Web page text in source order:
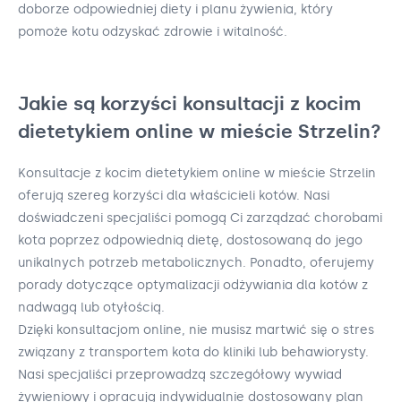
doborze odpowiedniej diety i planu żywienia, który
pomoże kotu odzyskać zdrowie i witalność.
Jakie są korzyści konsultacji z kocim
dietetykiem online w mieście Strzelin?
Konsultacje z kocim dietetykiem online w mieście Strzelin
oferują szereg korzyści dla właścicieli kotów. Nasi
doświadczeni specjaliści pomogą Ci zarządzać chorobami
kota poprzez odpowiednią dietę, dostosowaną do jego
unikalnych potrzeb metabolicznych. Ponadto, oferujemy
porady dotyczące optymalizacji odżywiania dla kotów z
nadwagą lub otyłością.
Dzięki konsultacjom online, nie musisz martwić się o stres
związany z transportem kota do kliniki lub behawiorysty.
Nasi specjaliści przeprowadzą szczegółowy wywiad
żywieniowy i opracują indywidualnie dostosowany plan